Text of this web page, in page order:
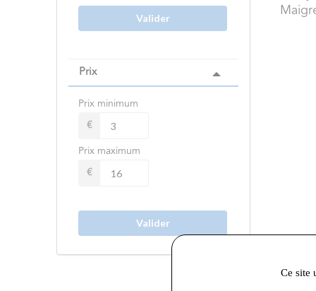
Valider
Prix
Prix minimum
€
Prix maximum
€
Valider
Ce site